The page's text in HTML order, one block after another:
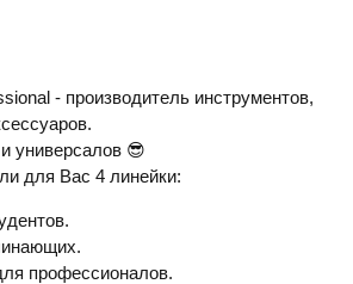
- производитель инструментов,
универсалов 😎
для Вас 4 линейки:
профессионалов.